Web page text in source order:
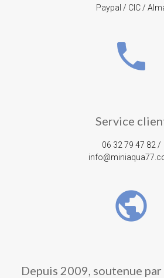
Paypal / CIC /
phone
Service
06 32 79 47 82 /
public
Depuis 2009, soutenue